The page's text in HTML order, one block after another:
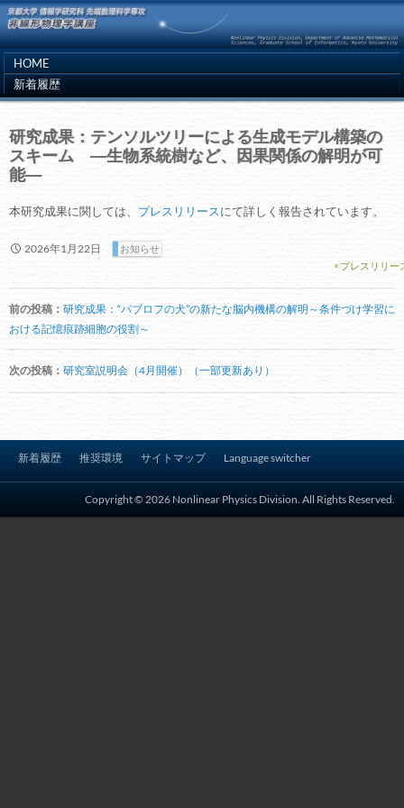
HOME
新着履歴
研究成果：テンソルツリーによる生成モデル構築の
スキーム ―生物系統樹など、因果関係の解明が可
能―
本研究成果に関しては、 プレスリリースにて詳しく報告されています。
2026年1月22日
お知らせ
プレスリリー
稿
ナ
ビ
ゲ
シ
ョ
前の投稿： 研究成果：“パブロフの犬”の新たな脳内機構の解明～条件づけ学習に
おける記憶痕跡細胞の役割～
次の投稿： 研究室説明会（4月開催）（一部更新あり）
新着履歴 推奨環境 サイトマップ Language switcher
Copyright © 2026 Nonlinear Physics Division. All Rights Reserved.